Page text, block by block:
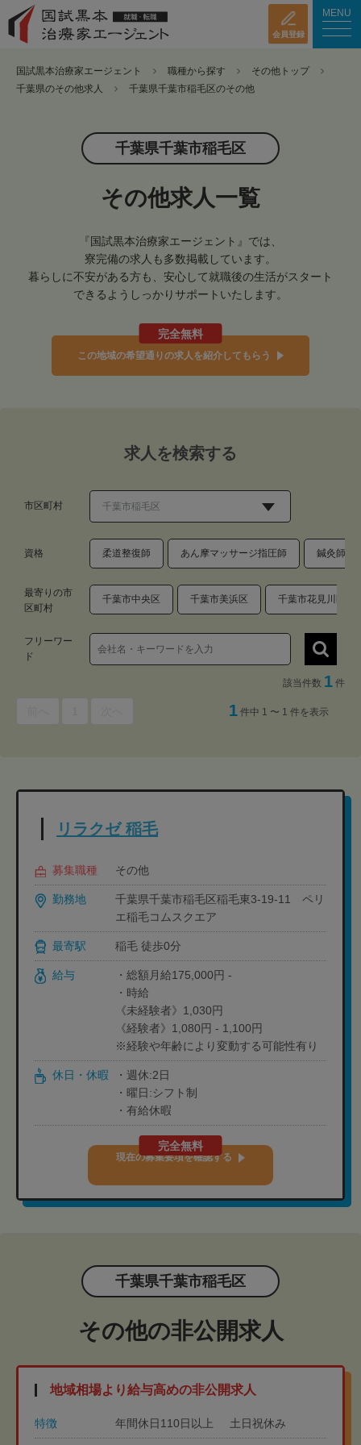
会員登録
MENU
国試黒本治療家エージェント 職種から探す
その他トップ
千葉県のその他求人
千葉県千葉市稲毛区のその他
千葉県千葉市稲毛区
その他求人一覧
『国試黒本治療家エージェント』では、
寮完備の求人も多数掲載しています。
暮らしに不安がある方も、安心して就職後の生活がスタート
できるようしっかりサポートいたします。
完全無料
この地域の希望通りの求人を紹介してもらう
求人を検索する
市区町村
資格 柔道整復師 あん摩マッサージ指圧師 鍼灸師
最寄りの市
区町村
千葉市中央区 千葉市美浜区 千葉市花見川区
フリーワー
ド
該当件数 1 件
1 件中 1 〜 1 件を表示
リラクゼ 稲毛
募集職種 その他
勤務地
千葉県千葉市稲毛区稲毛東3-19-11 ペリ
エ稲毛コムスクエア
最寄駅 稲毛 徒歩0分
給与
・総額月給175,000円 -
・時給
《未経験者》1,030円
《経験者》1,080円 - 1,100円
※経験や年齢により変動する可能性有り
休日・休暇
・週休:2日
・曜日:シフト制
・有給休暇
完全無料
現在の募集要項を確認する
千葉県千葉市稲毛区
その他の非公開求人
地域相場より給与高めの非公開求人
特徴 年間休日110日以上 土日祝休み